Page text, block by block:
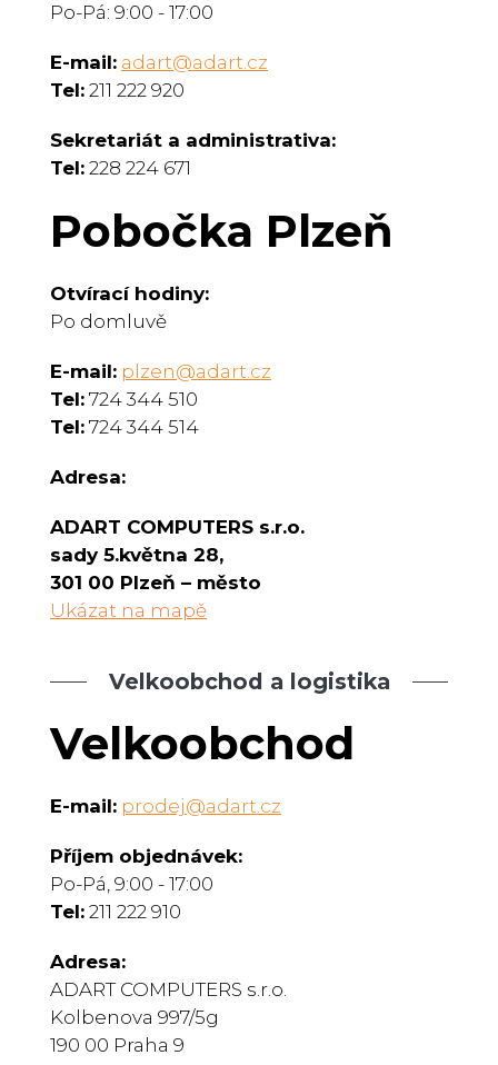
Po-Pá: 9:00 - 17:00
E-mail: adart@adart.cz
Tel: 211 222 920
Sekretariát a administrativa:
Tel: 228 224 671
Pobočka Plzeň
Otvírací hodiny:
Po domluvě
E-mail: plzen@adart.cz
Tel: 724 344 510
Tel: 724 344 514
Adresa:
ADART COMPUTERS s.r.o.
sady 5.května 28,
301 00 Plzeň – město
Ukázat na mapě
Velkoobchod a logistika
Velkoobchod
E-mail: prodej@adart.cz
Příjem objednávek:
Po-Pá, 9:00 - 17:00
Tel: 211 222 910
Adresa:
ADART COMPUTERS s.r.o.
Kolbenova 997/5g
190 00 Praha 9